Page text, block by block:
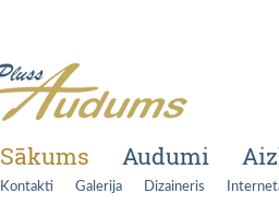
Sākums Audumi
Kontakti Galerija Dizaineris